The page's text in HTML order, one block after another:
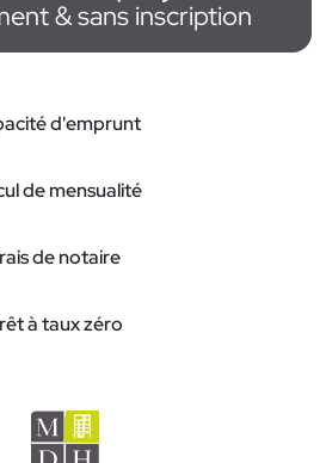
& sans inscription
d'emprunt
de mensualité
de notaire
à taux zéro